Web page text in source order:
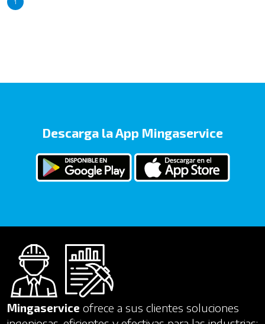
1
Descarga la App Mingaservice
Mingaservice ofrece a sus clientes soluciones